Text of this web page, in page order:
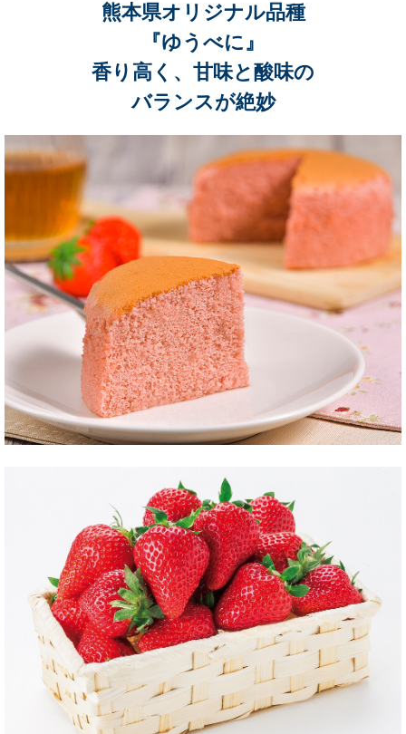
熊本県オリジナル品種
『ゆうべに』
香り高く、甘味と酸味の
バランスが絶妙